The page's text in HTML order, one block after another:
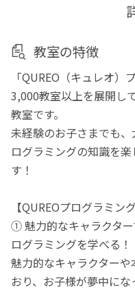
教室の特徴
「QUREO（キュレオ
3,000教室以上を展開し
教室です。
未経験のお子さまでも
ログラミングの知識を
す！
【QUREOプログラミン
① 魅力的なキャラクタ
ログラミングを学べる！
魅力的なキャラクター
おり、お子様が夢中に